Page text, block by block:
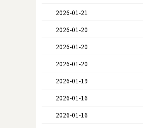
2026-01-21
2026-01-20
2026-01-20
2026-01-20
2026-01-19
2026-01-16
2026-01-16